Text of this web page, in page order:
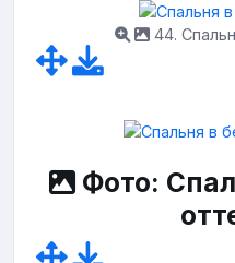
44.
Фото: